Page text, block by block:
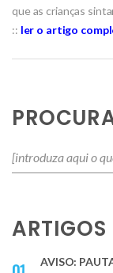
que as crianças
:: ler o artigo
ARTIGOS
AVISO: